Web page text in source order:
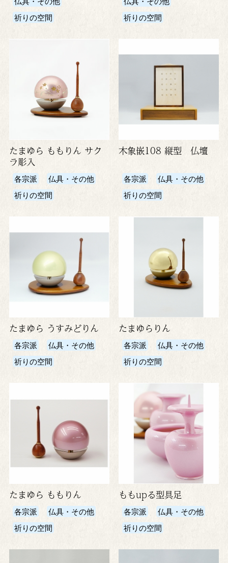
祈りの空間
祈りの空間
たまゆら ももりん サク
ラ彫入
各宗派
仏具・その他
祈りの空間
木象嵌108 縦型 仏壇
各宗派
仏具・その他
祈りの空間
たまゆら うすみどりん
各宗派
仏具・その他
祈りの空間
たまゆらりん
各宗派
仏具・その他
祈りの空間
たまゆら ももりん
各宗派
仏具・その他
祈りの空間
ももupる型具足
各宗派
仏具・その他
祈りの空間